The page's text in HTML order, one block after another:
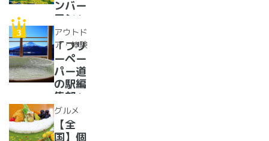
イーツ
まで
【2024
年最新
情報】
ンバー
ワン」
道の駅
紹介。
フリー
ペーパ
ー道の
駅読者
が選ん
だ道の
駅ラン
アウトド
ア・体験
「フリ
ーペー
パー道
の駅編
集部」
イチオ
シ！お
風呂の
グルメ
【全
国】個